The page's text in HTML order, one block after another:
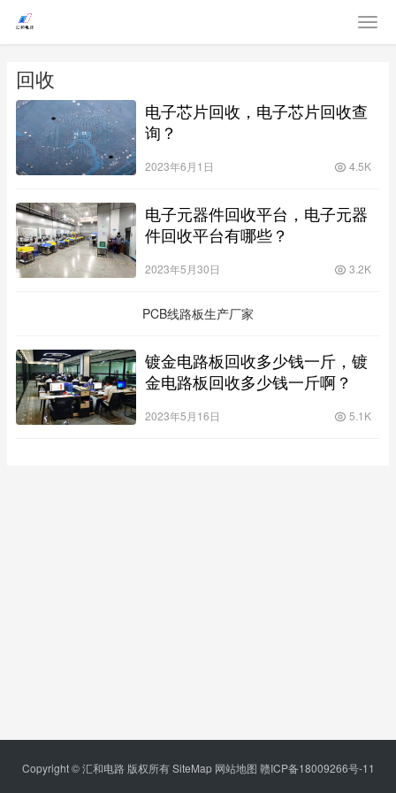
回收
电子芯片回收，电子芯片回收查
询？
2023年6月1日 4.5K
电子元器件回收平台，电子元器
件回收平台有哪些？
2023年5月30日 3.2K
PCB线路板生产厂家
镀金电路板回收多少钱一斤，镀
金电路板回收多少钱一斤啊？
2023年5月16日 5.1K
Copyright © 汇和电路 版权所有SiteMap 网站地图 赣ICP备18009266号-11